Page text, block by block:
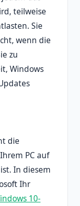
teilweise
Sie
wenn die
zu
Windows
die
PC auf
In diesem
Ihr
10-